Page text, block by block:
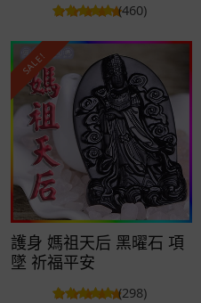
(460)
SALE!
護身 媽祖天后 黑曜石 項
墜 祈福平安
(298)